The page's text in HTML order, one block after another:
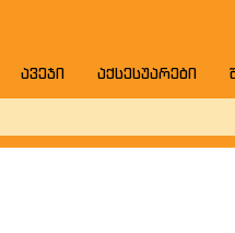
ავეჯი აქსესუარები